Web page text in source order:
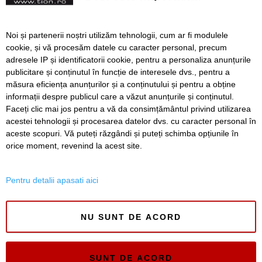
UPDATE. Două surori, de 6
și 11 ani, dispărute din
Timișoara. Sunați la 112
dacă le vedeți!
Înapoi Înainte
SERVICII Redactia
Folosinta Cookie-urilor
Noi și partenerii noștri utilizăm tehnologii, cum ar fi modulele
cookie, și vă procesăm datele cu caracter personal, precum
adresele IP și identificatorii cookie, pentru a personaliza anunțurile
publicitare și conținutul în funcție de interesele dvs., pentru a
măsura eficiența anunțurilor și a conținutului și pentru a obține
informații despre publicul care a văzut anunțurile și conținutul.
Faceți clic mai jos pentru a vă da consimțământul privind utilizarea
acestei tehnologii și procesarea datelor dvs. cu caracter personal în
aceste scopuri. Vă puteți răzgândi și puteți schimba opțiunile în
orice moment, revenind la acest site.
Pentru detalii apasati aici
NU SUNT DE ACORD
SUNT DE ACORD